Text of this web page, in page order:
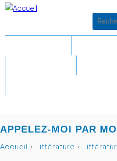
F
u
l
APPELEZ-MOI PAR
Accueil › Littérature ›